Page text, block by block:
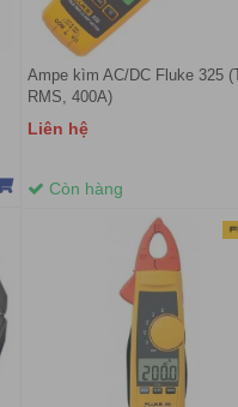
Ampe kìm AC/DC Fluke 325
RMS, 400A)
Liên hệ
Còn hàng